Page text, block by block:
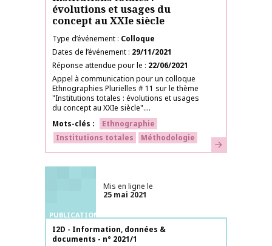
évolutions et usages du
concept au XXIe siècle
Type d’événement Colloque
Dates de l’événement 29/11/2021
Réponse attendue pour le
22/06/2021
Appel à communication pour un colloque
Ethnographies Plurielles # 11 sur le thème
"Institutions totales : évolutions et usages
du concept au XXIe siècle"....
Mots-clés
Ethnographie
Institutions totales
Méthodologie En savoir plus
PUBLICATIONS
Mis en ligne le
25 mai 2021
Nom de la publication
I2D - Information, données &
documents - n° 2021/1